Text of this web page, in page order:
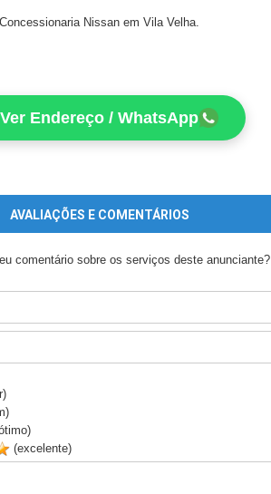
Concessionaria Nissan em Vila Velha.
Ver Endereço / WhatsApp
AVALIAÇÕES E COMENTÁRIOS
comentário sobre os serviços deste anunciante?
(excelente)